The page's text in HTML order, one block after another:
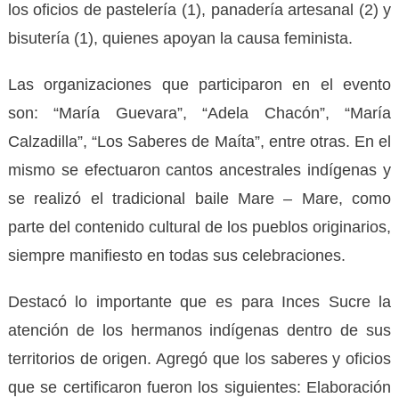
los oficios de pastelería (1), panadería artesanal (2) y
bisutería (1), quienes apoyan la causa feminista.
Las organizaciones que participaron en el evento
son: “María Guevara”, “Adela Chacón”, “María
Calzadilla”, “Los Saberes de Maíta”, entre otras. En el
mismo se efectuaron cantos ancestrales indígenas y
se realizó el tradicional baile Mare – Mare, como
parte del contenido cultural de los pueblos originarios,
siempre manifiesto en todas sus celebraciones.
Destacó lo importante que es para Inces Sucre la
atención de los hermanos indígenas dentro de sus
territorios de origen. Agregó que los saberes y oficios
que se certificaron fueron los siguientes: Elaboración